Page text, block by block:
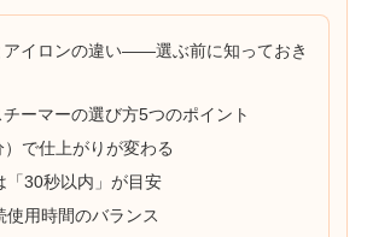
アイロンの違い——選ぶ前に知っておき
ーマーの選び方5つのポイント
で仕上がりが変わる
「30秒以内」が目安
使用時間のバランス